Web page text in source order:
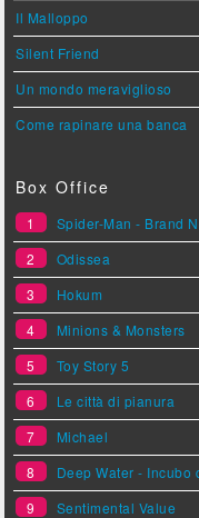
Il Malloppo
Silent Friend
Un mondo meraviglioso
Come rapinare una banca
Box Office
1
Spider-Man - Brand
2
Odissea
3
Hokum
4
Minions & Monsters
5
Toy Story 5
6
Le città di pianura
7
Michael
8
Deep Water - Incubo
9
Sentimental Value